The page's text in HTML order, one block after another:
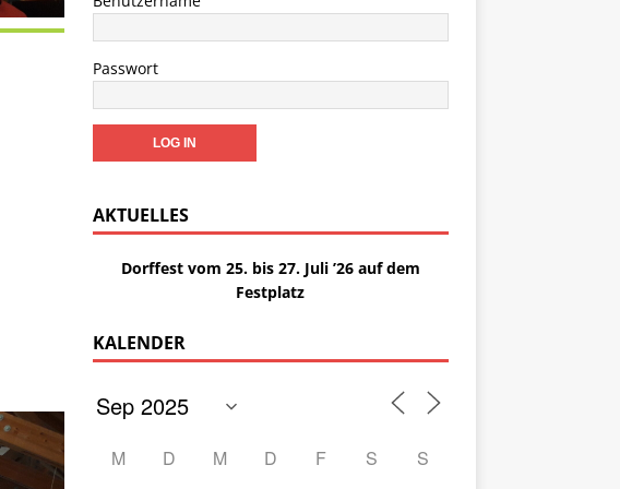
Office 365
Passwort
AKTUELLES
Dorffest vom 25. bis 27. Juli ’26 auf dem
Festplatz
KALENDER
M D M D F S
S